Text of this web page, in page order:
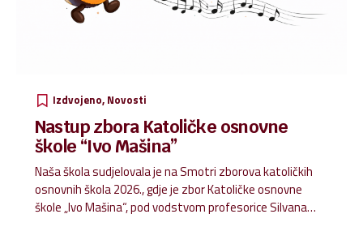
Izdvojeno Novosti
Nastup zbora Katoličke osnovne
škole “Ivo Mašina”
Naša škola sudjelovala je na Smotri zborova katoličkih
osnovnih škola 2026., gdje je zbor Katoličke osnovne
škole „Ivo Mašina“, pod vodstvom profesorice Silvana